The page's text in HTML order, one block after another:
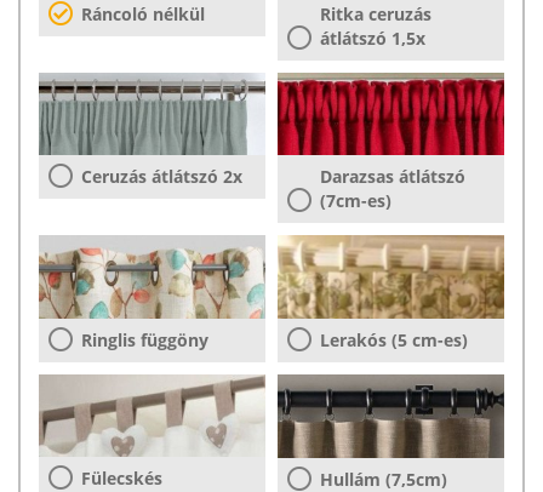
Ráncoló nélkül
Ritka ceruzás
átlátszó 1,5x
Ceruzás átlátszó 2x
Darazsas átlátszó
(7cm-es)
Ringlis függöny Lerakós (5 cm-es)
Fülecskés Hullám (7,5cm)